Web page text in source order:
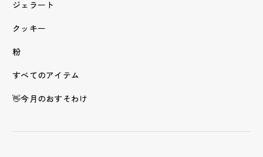
ジェラート
クッキー
粉
すべてのアイテム
👋今月のおすそわけ